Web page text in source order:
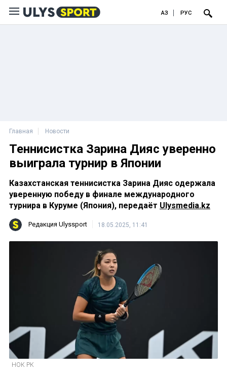
ҚАЗ РУС
Главная Новости
Теннисистка Зарина Дияс уверенно
выиграла турнир в Японии
Казахстанская теннисистка Зарина Дияс одержала
уверенную победу в финале международного
турнира в Куруме (Япония), передаёт Ulysmedia.kz
Редакция Ulyssport 18.05.2025, 11:41
НОК РК